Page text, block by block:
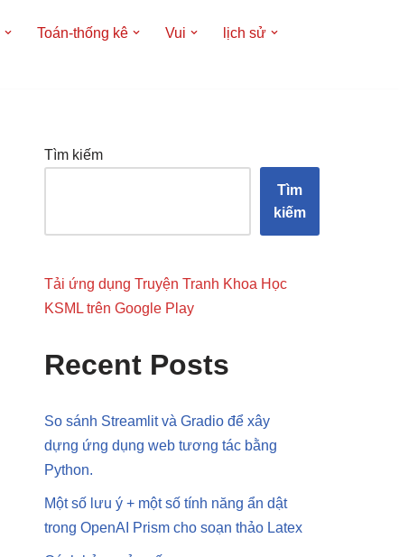
Toán-thống kê Vui
lịch sử
Tìm kiếm
Tìm
kiếm
Tải ứng dụng Truyện Tranh Khoa Học
KSML trên Google Play
Recent Posts
So sánh Streamlit và Gradio để xây
dựng ứng dụng web tương tác bằng
Python.
Một số lưu ý + một số tính năng ẩn dật
trong OpenAI Prism cho soạn thảo Latex